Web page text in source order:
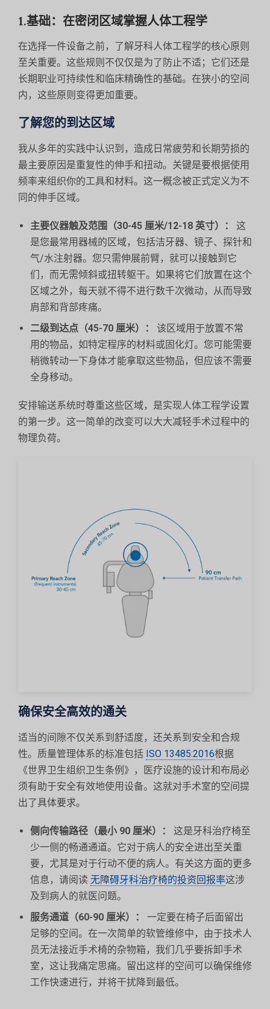
1.基础：在密闭区域掌握人体工程学
在选择一件设备之前，了解牙科人体工程学的核心原则
至关重要。这些规则不仅仅是为了防止不适；它们还是
长期职业可持续性和临床精确性的基础。在狭小的空间
内，这些原则变得更加重要。
了解您的到达区域
我从多年的实践中认识到，造成日常疲劳和长期劳损的
最主要原因是重复性的伸手和扭动。关键是要根据使用
频率来组织你的工具和材料。这一概念被正式定义为不
同的伸手区域。
主要仪器触及范围（30-45 厘米/12-18 英寸）：
这
是您最常用器械的区域，包括洁牙器、镜子、探针和
气/水注射器。您只需伸展前臂，就可以接触到它
们，而无需倾斜或扭转躯干。如果将它们放置在这个
区域之外，每天就不得不进行数千次微动，从而导致
肩部和背部疼痛。
二级到达点（45-70 厘米）：
该区域用于放置不常
用的物品，如特定程序的材料或固化灯。您可能需要
稍微转动一下身体才能拿取这些物品，但应该不需要
全身移动。
安排输送系统时尊重这些区域，是实现人体工程学设置
的第一步。这一简单的改变可以大大减轻手术过程中的
物理负荷。
确保安全高效的通关
适当的间隙不仅关系到舒适度，还关系到安全和合规
性。质量管理体系的标准包括 ISO 13485:2016根据
《世界卫生组织卫生条例》，医疗设施的设计和布局必
须有助于安全有效地使用设备。这就对手术室的空间提
出了具体要求。
侧向传输路径（最小 90 厘米）：
这是牙科治疗椅至
少一侧的畅通通道。它对于病人的安全进出至关重
要，尤其是对于行动不便的病人。有关这方面的更多
信息，请阅读 无障碍牙科治疗椅的投资回报率这涉
及到病人的就医问题。
服务通道（60-90 厘米）：
一定要在椅子后面留出
足够的空间。在一次简单的软管维修中，由于技术人
员无法接近手术椅的杂物箱，我们几乎要拆卸手术
室，这让我痛定思痛。留出这样的空间可以确保维修
工作快速进行，并将干扰降到最低。